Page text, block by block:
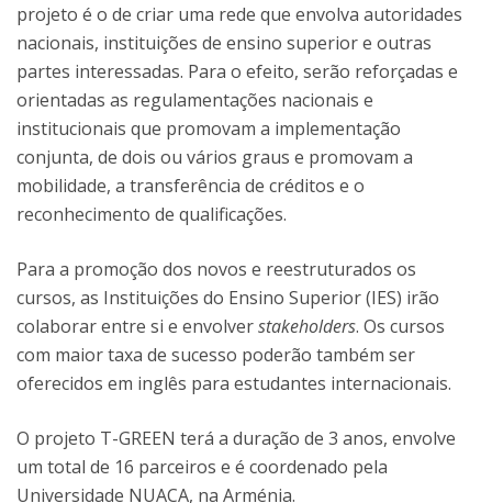
projeto é o de criar uma rede que envolva autoridades
nacionais, instituições de ensino superior e outras
partes interessadas. Para o efeito, serão reforçadas e
orientadas as regulamentações nacionais e
institucionais que promovam a implementação
conjunta, de dois ou vários graus e promovam a
mobilidade, a transferência de créditos e o
reconhecimento de qualificações.
Para a promoção dos novos e reestruturados os
cursos, as Instituições do Ensino Superior (IES) irão
colaborar entre si e envolverstakeholders. Os cursos
com maior taxa de sucesso poderão também ser
oferecidos em inglês para estudantes internacionais.
O projeto T-GREEN terá a duração de 3 anos, envolve
um total de 16 parceiros e é coordenado pela
Universidade NUACA, na Arménia.